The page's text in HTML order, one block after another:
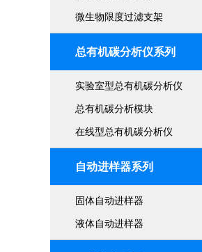
微生物限度过滤支架
总有机碳分析仪系列
实验室型总有机碳分析仪
总有机碳分析模块
在线型总有机碳分析仪
自动进样器系列
固体自动进样器
液体自动进样器